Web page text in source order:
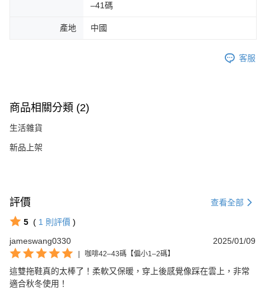
–41碼
產地 中國
客服
商品相關分類 (2)
生活雜貨
新品上架
評價 查看全部
5 ( 1 則評價 )
jameswang0330
2025/01/09
咖啡42–43碼【偏小1–2碼】
這雙拖鞋真的太棒了！柔軟又保暖，穿上後感覺像踩在雲上，非常
適合秋冬使用！